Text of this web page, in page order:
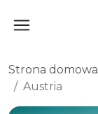
Strona domowa
Austria